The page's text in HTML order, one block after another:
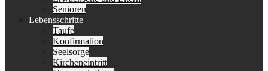
Senioren
Lebensschritte
Taufe
Konfirmation
Seelsorge
Kircheneintritt